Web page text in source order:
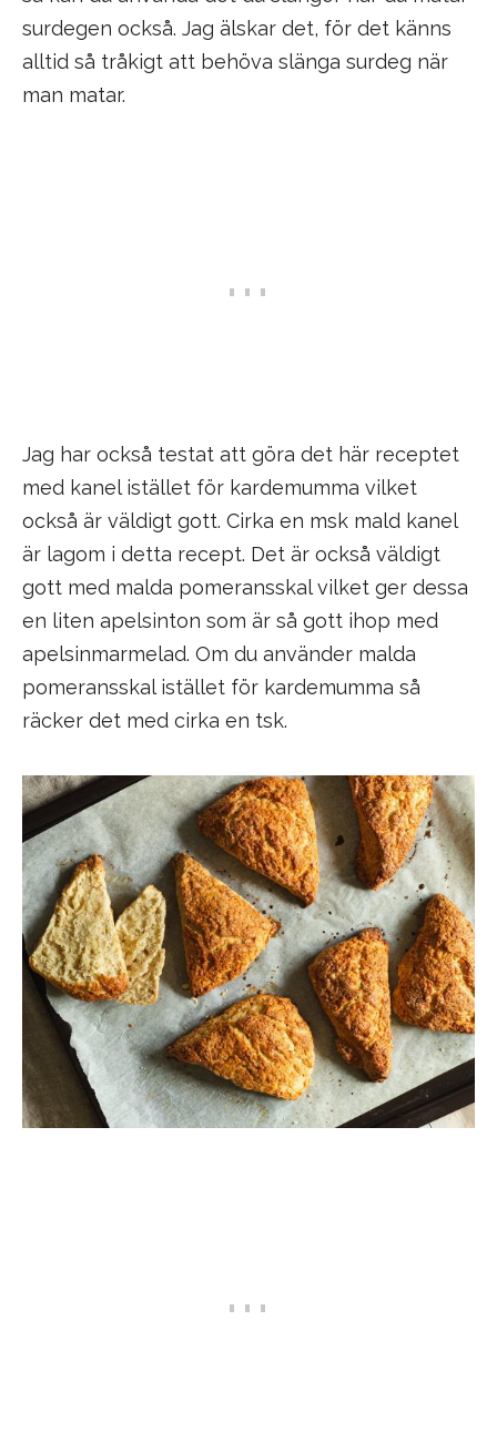
surdegen också. Jag älskar det, för det känns
alltid så tråkigt att behöva slänga surdeg när
man matar.
Jag har också testat att göra det här receptet
med kanel istället för kardemumma vilket
också är väldigt gott. Cirka en msk mald kanel
är lagom i detta recept. Det är också väldigt
gott med malda pomeransskal vilket ger dessa
en liten apelsinton som är så gott ihop med
apelsinmarmelad. Om du använder malda
pomeransskal istället för kardemumma så
räcker det med cirka en tsk.